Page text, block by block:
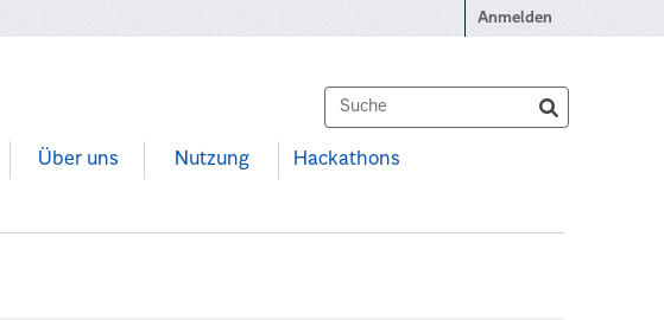
Anmelden
Über uns Nutzung Hackathons